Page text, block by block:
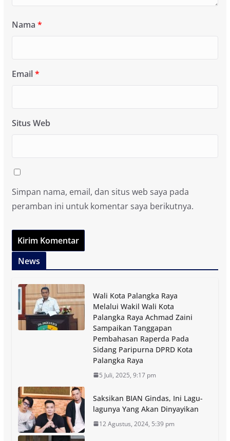
Nama *
Email*
Situs Web
Simpan nama, email, dan situs web saya pada
peramban ini untuk komentar saya berikutnya.
News
Wali Kota Palangka Raya
Melalui Wakil Wali Kota
Palangka Raya Achmad Zaini
Sampaikan Tanggapan
Pembahasan Raperda Pada
Sidang Paripurna DPRD Kota
Palangka Raya
5 Juli, 2025, 9:17 pm
Saksikan BIAN Gindas, Ini Lagu-
lagunya Yang Akan Dinyayikan
12 Agustus, 2024, 5:39 pm